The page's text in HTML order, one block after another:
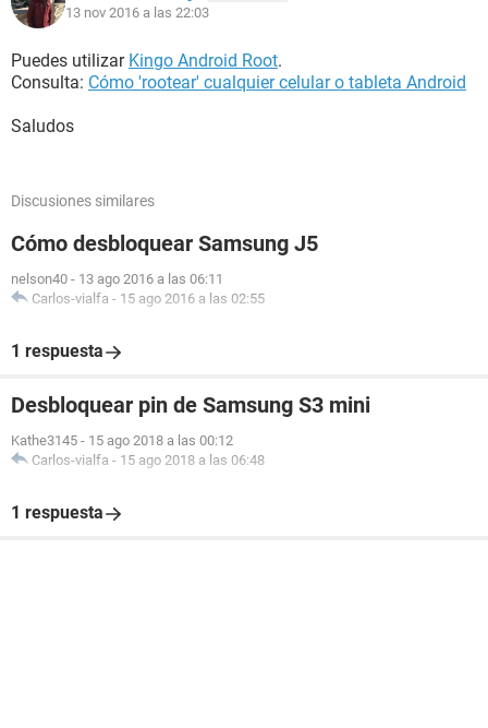
13 nov 2016 a las 22:03
Puedes utilizar Kingo Android Root.
Consulta: Cómo 'rootear' cualquier celular o tableta Android
Saludos
Discusiones similares
Cómo desbloquear Samsung J5
nelson40 - 13 ago 2016 a las 06:11
Carlos-vialfa - 15 ago 2016 a las 02:55
1 respuesta
Desbloquear pin de Samsung S3 mini
Kathe3145 - 15 ago 2018 a las 00:12
Carlos-vialfa - 15 ago 2018 a las 06:48
1 respuesta